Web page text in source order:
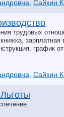
Сайкин
трудовых
зарплатная
график
Сайкин